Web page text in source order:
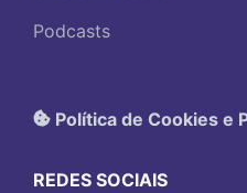
Podcasts
Política de Cookies e
REDES SOCIAIS